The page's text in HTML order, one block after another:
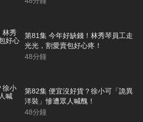
第81集 今年好缺錢！林秀琴員工走
光光，割愛賣包好心疼！
48分鐘
第82集 便宜沒好貨？徐小可「詭異
洋裝」慘遭眾人喊醜！
48分鐘